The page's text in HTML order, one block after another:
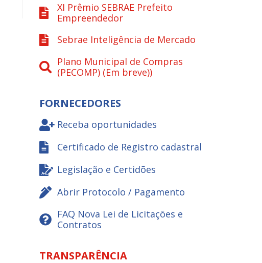
XI Prêmio SEBRAE Prefeito
Empreendedor
Sebrae Inteligência de Mercado
Plano Municipal de Compras
(PECOMP) (Em breve))
FORNECEDORES
Receba oportunidades
Certificado de Registro cadastral
Legislação e Certidões
Abrir Protocolo / Pagamento
FAQ Nova Lei de Licitações e
Contratos
TRANSPARÊNCIA